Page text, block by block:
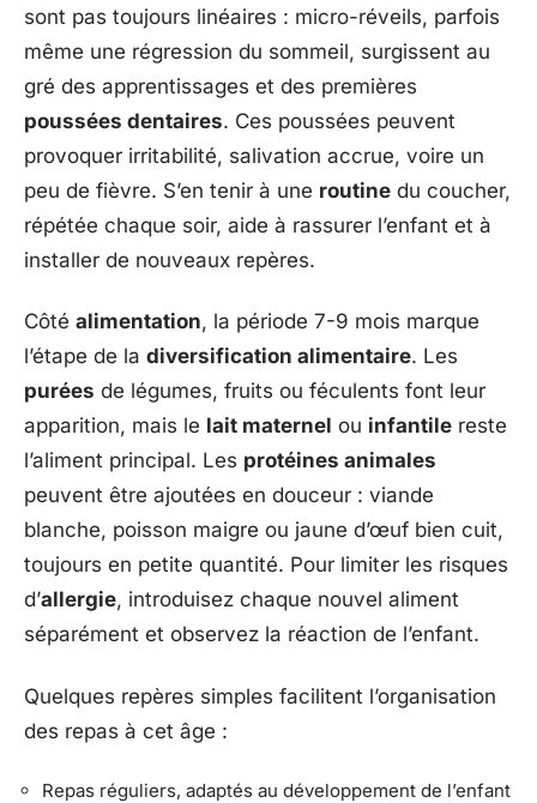
sont pas toujours linéaires : micro-réveils, parfois
même une régression du sommeil, surgissent au
gré des apprentissages et des premières
poussées dentaires. Ces poussées peuvent
provoquer irritabilité, salivation accrue, voire un
peu de fièvre. S’en tenir à une routine du coucher,
répétée chaque soir, aide à rassurer l’enfant et à
installer de nouveaux repères.
Côté alimentation, la période 7-9 mois marque
l’étape de la diversification alimentaire. Les
purées de légumes, fruits ou féculents font leur
apparition, mais le lait maternel ou infantile reste
l’aliment principal. Les protéines animales
peuvent être ajoutées en douceur : viande
blanche, poisson maigre ou jaune d’œuf bien cuit,
toujours en petite quantité. Pour limiter les risques
d’allergie, introduisez chaque nouvel aliment
séparément et observez la réaction de l’enfant.
Quelques repères simples facilitent l’organisation
des repas à cet âge :
Repas réguliers, adaptés au développement de l’enfant